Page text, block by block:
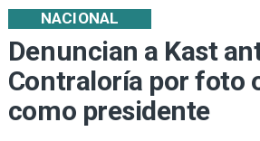
Denuncian a Kast
Contraloría por foto
como presidente
NACIONAL